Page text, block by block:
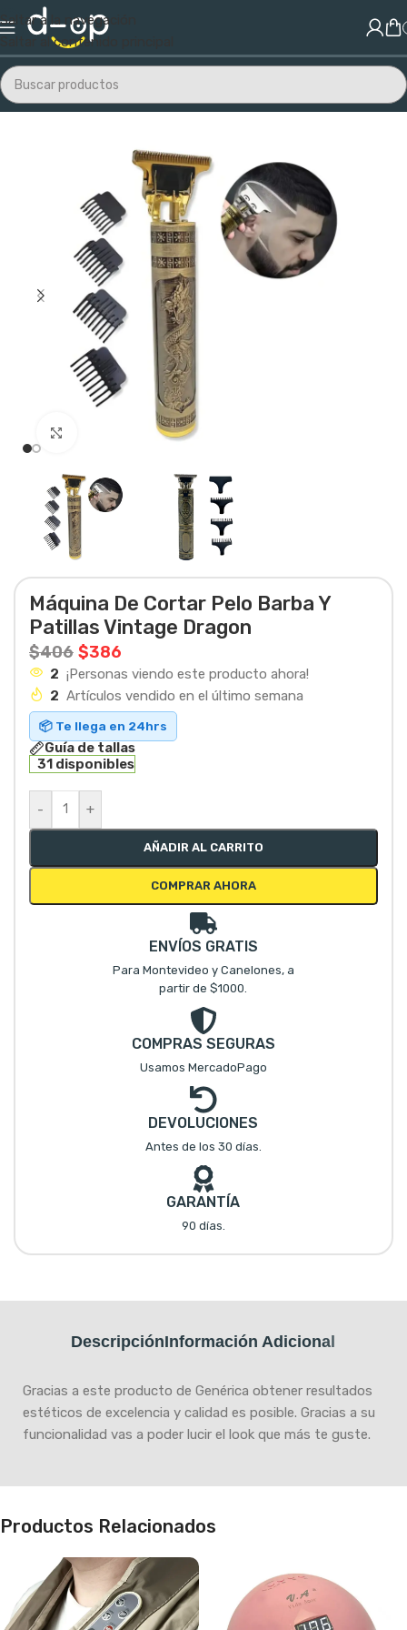
Saltar a la navegación
Saltar al contenido principal
Inicio/Salud y Belleza/Cuidado Personal/Electro Belleza
Haga clic para ampliar
Máquina De Cortar Pelo Barba Y
Patillas Vintage Dragon
$406 $386
2 ¡Personas viendo este producto ahora!
2 Artículos vendido en el último semana
📦 Te llega en 24hrs
Guía de tallas
31 disponibles
- +
AÑADIR AL CARRITO
COMPRAR AHORA
ENVÍOS GRATIS
Para Montevideo y Canelones, a
partir de $1000.
COMPRAS SEGURAS
Usamos MercadoPago
DEVOLUCIONES
Antes de los 30 días.
GARANTÍA
90 días.
DescripciónInformación Adicional
Gracias a este producto de Genérica obtener resultados
estéticos de excelencia y calidad es posible. Gracias a su
funcionalidad vas a poder lucir el look que más te guste.
Productos Relacionados